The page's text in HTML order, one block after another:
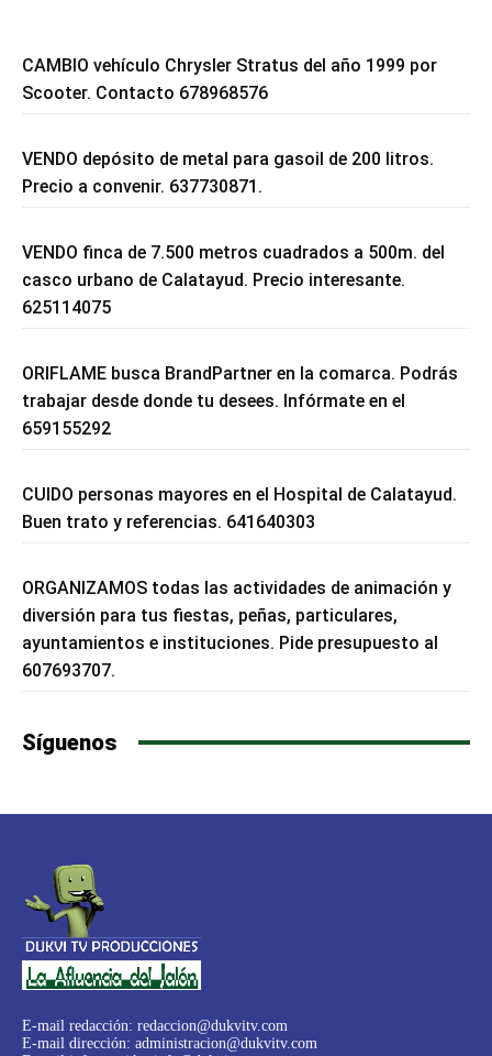
CAMBIO vehículo Chrysler Stratus del año 1999 por
Scooter. Contacto 678968576
VENDO depósito de metal para gasoil de 200 litros.
Precio a convenir. 637730871.
VENDO finca de 7.500 metros cuadrados a 500m. del
casco urbano de Calatayud. Precio interesante.
625114075
ORIFLAME busca BrandPartner en la comarca. Podrás
trabajar desde donde tu desees. Infórmate en el
659155292
CUIDO personas mayores en el Hospital de Calatayud.
Buen trato y referencias. 641640303
ORGANIZAMOS todas las actividades de animación y
diversión para tus fiestas, peñas, particulares,
ayuntamientos e instituciones. Pide presupuesto al
607693707.
Síguenos
E-mail redacción: redaccion@dukvitv.com
E-mail dirección: administracion@dukvitv.com